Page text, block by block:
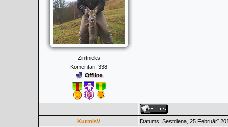
Zintnieks
Komentāri: 338
KurmisV Datums: Sestdiena,